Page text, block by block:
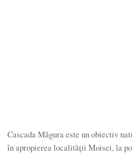
Cascada Măgura este un obiectiv
în apropierea localității Moisei, la